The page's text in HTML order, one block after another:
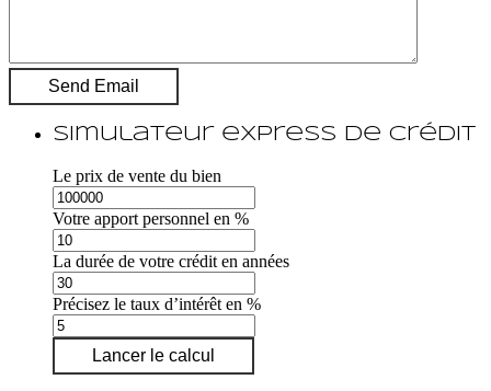
Simulateur express de crédit
Le prix de vente du bien
Votre apport personnel en %
La durée de votre crédit en années
Précisez le taux d’intérêt en %
Lancer le calcul